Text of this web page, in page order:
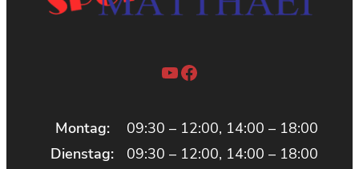
YouTube
Facebook
Montag:
09:30 – 12:00, 14:00 – 18:00
Dienstag:
09:30 – 12:00, 14:00 – 18:00